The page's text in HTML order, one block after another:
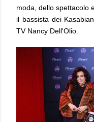
moda, dello spettacolo
il bassista dei
TV Nancy Dell'Olio.